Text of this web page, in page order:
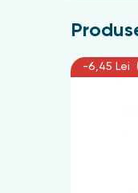
-6,45 Lei